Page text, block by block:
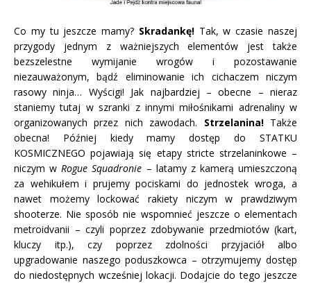
Co my tu jeszcze mamy? Skradankę!Tak, w czasie naszej
przygody jednym z ważniejszych elementów jest także
bezszelestne wymijanie wrogów i pozostawanie
niezauważonym, bądź eliminowanie ich cichaczem niczym
rasowy ninja… Wyścigi! Jak najbardziej – obecne – nieraz
staniemy tutaj w szranki z innymi miłośnikami adrenaliny w
organizowanych przez nich zawodach. Strzelanina!Także
obecna! Później kiedy mamy dostęp do STATKU
KOSMICZNEGO pojawiają się etapy stricte strzelaninkowe –
niczym w Rogue Squadronie – latamy z kamerą umieszczoną
za wehikułem i prujemy pociskami do jednostek wroga, a
nawet możemy lockować rakiety niczym w prawdziwym
shooterze. Nie sposób nie wspomnieć jeszcze o elementach
metroidvanii – czyli poprzez zdobywanie przedmiotów (kart,
kluczy itp.), czy poprzez zdolności przyjaciół albo
upgradowanie naszego poduszkowca – otrzymujemy dostęp
do niedostępnych wcześniej lokacji. Dodajcie do tego jeszcze